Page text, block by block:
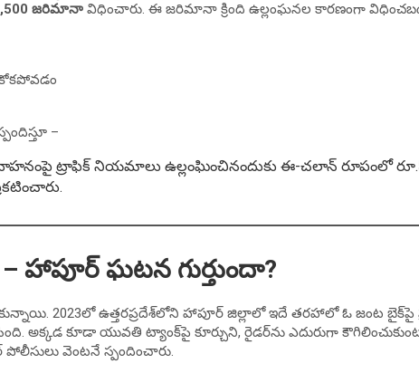
జరిమానా విధించారు. ఈ జరిమానా క్రింది ఉల్లంఘనల కారణంగా
–
ట్రాఫిక్ నియమాలు ఉల్లంఘించినందుకు ఈ-చలాన్ రూపంలో
ఘటన గుర్తుందా?
2023లో ఉత్తరప్రదేశ్‌లోని హాపూర్ జిల్లాలో ఇదే తరహాలో ఓ జంట బైక్‌పై
అక్కడ కూడా యువతి ట్యాంక్‌పై కూర్చుని, రైడర్‌ను ఎదురుగా
వెంటనే స్పందించారు.